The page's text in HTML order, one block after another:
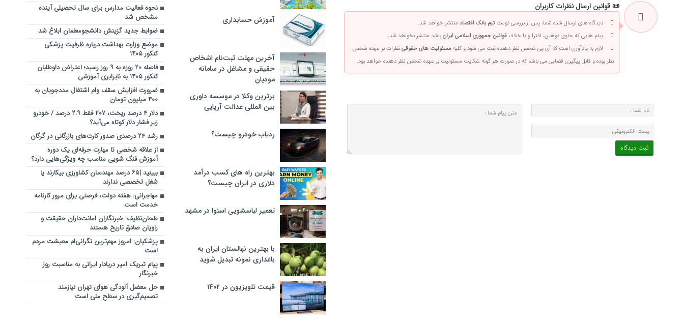
📜 قوانین ارسال نظرات کاربران
دیدگاه های ارسال شده شما، پس از بررسی توسط تیم بانک اقتصاد منتشر خواهد شد.
پیام هایی که حاوی توهین، افترا و یا خلاف قوانین جمهوری اسلامی ایرانباشد منتشر نخواهد شد.
لازم به یادآوری است که آی پی شخص نظر دهنده ثبت می شود و کلیه مسئولیت های حقوقینظرات بر عهده شخص
نظر بوده و قابل پیگیری قضایی می باشد که در صورت هر گونه شکایت مسئولیت بر عهده شخص نظر دهنده خواهد بود.
آموزش حسابداری
آخرین مهلت ثبت‌نام اشخاص
حقیقی و مشاغل در سامانه
مودیان
برترین وکلا در موسسه داوری
بین المللی عدالت آریایی
ردیاب خودرو چیست؟
بهترین راه های کسب درآمد
دلاری در ایران چیست؟
تعمیر لباسشویی اسنوا در مشهد
با بهترین نهالستان ایران به
باغداری نمونه تبدیل شوید
قیمت تلویزیون در ۱۴۰۲
نحوه فعالیت مدارس برای سال تحصیلی آینده
مشخص شد
ضوابط جدید گزینش دانشجومعلمان ابلاغ شد
موضع وزارت بهداشت درباره ظرفیت پزشکی
کنکور ۱۴۰۵
فاصله ۲۰ روزه به ۹ روز رسید؛ اعتراض داوطلبان
کنکور ۱۴۰۵ به نابرابری آموزشی
ضرورت افزایش سقف وام اشتغال مددجویان به
۴۰۰ میلیون تومان
دلار ۴ درصد ریخت، ۲۰۷ فقط ۲.۹ درصد / خودرو
زیر فشار دلار کوتاه می‌آید؟
رشد ۲۴ درصدی صدور کارت‌های بازرگانی در گرگان
از علاقه شخصی تا مهارت حرفه‌ای یک دوره
آموزش فنگ شویی مناسب چه ویژگی‌هایی دارد؟
ببینید |۶۵ درصد مهندسان کشاورزی بیکارند یا
شغل تخصصی ندارند
مهاجرانی: هفته دولت، فرصتی برای مرور کارنامه
خدمت است
طحان‌نظیف: خبرنگاران امانت‌داران حقیقت و
راویان صادق تاریخ‌ هستند
پزشکیان: امروز مهم‌ترین نگرانی‌ام معیشت مردم
است
پیام تبریک امیر دریادار ایرانی به مناسبت روز
خبرنگار
حل معضل آلودگی هوای تهران نیازمند
تصمیم‌گیری در سطح ملی است